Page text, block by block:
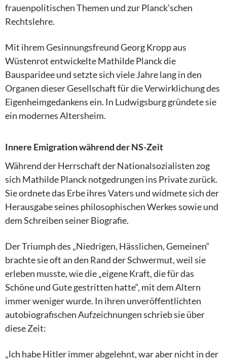
frauenpolitischen Themen und zur Planck’schen
Rechtslehre.
Mit ihrem Gesinnungsfreund Georg Kropp aus
Wüstenrot entwickelte Mathilde Planck die
Bausparidee und setzte sich viele Jahre lang in den
Organen dieser Gesellschaft für die Verwirklichung des
Eigenheimgedankens ein. In Ludwigsburg gründete sie
ein modernes Altersheim.
Innere Emigration während der NS-Zeit
Während der Herrschaft der Nationalsozialisten zog
sich Mathilde Planck notgedrungen ins Private zurück.
Sie ordnete das Erbe ihres Vaters und widmete sich der
Herausgabe seines philosophischen Werkes sowie und
dem Schreiben seiner Biografie.
Der Triumph des „Niedrigen, Hässlichen, Gemeinen“
brachte sie oft an den Rand der Schwermut, weil sie
erleben musste, wie die „eigene Kraft, die für das
Schöne und Gute gestritten hatte“, mit dem Altern
immer weniger wurde. In ihren unveröffentlichten
autobiografischen Aufzeichnungen schrieb sie über
diese Zeit:
„lch habe Hitler immer abgelehnt, war aber nicht in der